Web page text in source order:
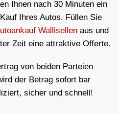
Ihnen nach 30 Minuten ein
Ihres Autos. Füllen Sie
Wallisellenaus und
Zeit eine attraktive Offerte.
von beiden Parteien
der Betrag sofort bar
sicher und schnell!